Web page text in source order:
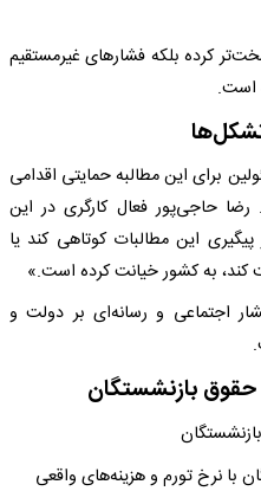
کرده بلکه فشارهای غیرمستقیم
است.
برای این مطالبه حمایتی اقدامی
حاجی‌پور فعال کارگری در این
این مطالبات کوتاهی کند یا
به کشور خیانت کرده است.»
اجتماعی و رسانه‌ای بر دولت و
بازنشستگان
نرخ تورم و هزینه‌های واقعی